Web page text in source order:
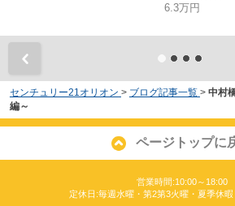
6.3万円
センチュリー21オリオン > ブログ記事一覧 > 中村
編～
ページトップに
営業時間:10:00～18:00
定休日:毎週水曜・第2第3火曜・夏季休